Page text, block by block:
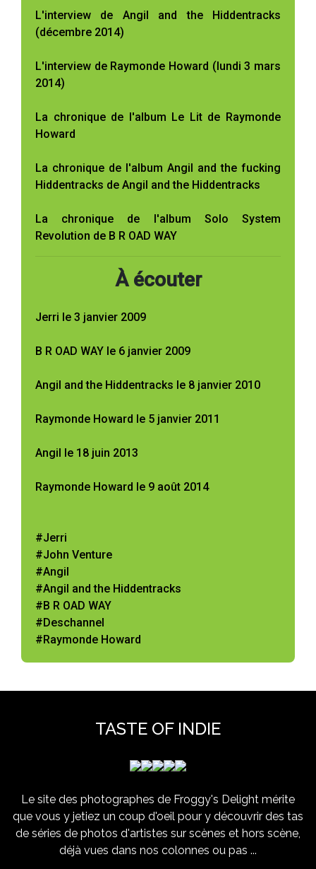
L'interview de Angil and the Hiddentracks
(décembre 2014)
L'interview de Raymonde Howard (lundi 3 mars
2014)
La chronique de l'album Le Lit de Raymonde
Howard
La chronique de l'album Angil and the fucking
Hiddentracks de Angil and the Hiddentracks
La chronique de l'album Solo System
Revolution de B R OAD WAY
À écouter
Jerri le 3 janvier 2009
B R OAD WAY le 6 janvier 2009
Angil and the Hiddentracks le 8 janvier 2010
Raymonde Howard le 5 janvier 2011
Angil le 18 juin 2013
Raymonde Howard le 9 août 2014
#Jerri
#John Venture
#Angil
#Angil and the Hiddentracks
#B R OAD WAY
#Deschannel
#Raymonde Howard
TASTE OF INDIE
Le site des photographes de Froggy's Delight mérite
que vous y jetiez un coup d'oeil pour y découvrir des tas
de séries de photos d'artistes sur scènes et hors scène,
déjà vues dans nos colonnes ou pas ...